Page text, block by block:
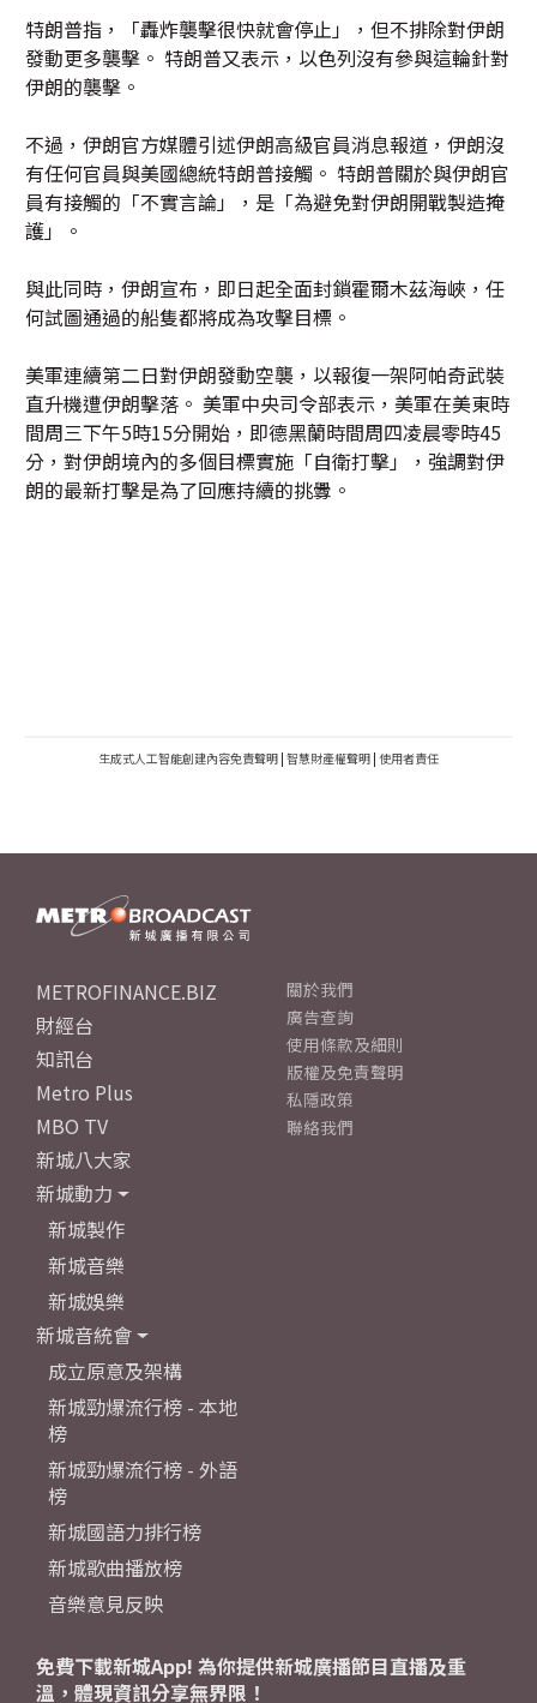
特朗普指，「轟炸襲擊很快就會停止」，但不排除對伊朗
發動更多襲擊。 特朗普又表示，以色列沒有參與這輪針對
伊朗的襲擊。
不過，伊朗官方媒體引述伊朗高級官員消息報道，伊朗沒
有任何官員與美國總統特朗普接觸。 特朗普關於與伊朗官
員有接觸的「不實言論」，是「為避免對伊朗開戰製造掩
護」。
與此同時，伊朗宣布，即日起全面封鎖霍爾木茲海峽，任
何試圖通過的船隻都將成為攻擊目標。
美軍連續第二日對伊朗發動空襲，以報復一架阿帕奇武裝
直升機遭伊朗擊落。 美軍中央司令部表示，美軍在美東時
間周三下午5時15分開始，即德黑蘭時間周四凌晨零時45
分，對伊朗境內的多個目標實施「自衛打擊」，強調對伊
朗的最新打擊是為了回應持續的挑釁。
生成式人工智能創建內容免責聲明 | 智慧財產權聲明 | 使用者責任
METROFINANCE.BIZ
財經台
知訊台
Metro Plus
MBO TV
新城八大家
新城動力
新城製作
新城音樂
新城娛樂
新城音統會
成立原意及架構
新城勁爆流行榜 - 本地
榜
新城勁爆流行榜 - 外語
榜
新城國語力排行榜
新城歌曲播放榜
音樂意見反映
關於我們
廣告查詢
使用條款及細則
版權及免責聲明
私隱政策
聯絡我們
免費下載新城App! 為你提供新城廣播節目直播及重
溫，體現資訊分享無界限！